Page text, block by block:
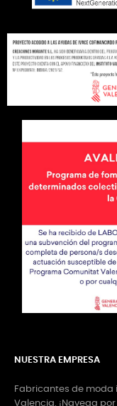
NUESTRA EMPRESA
Fabricantes de moda
Valencia. ¡Navega